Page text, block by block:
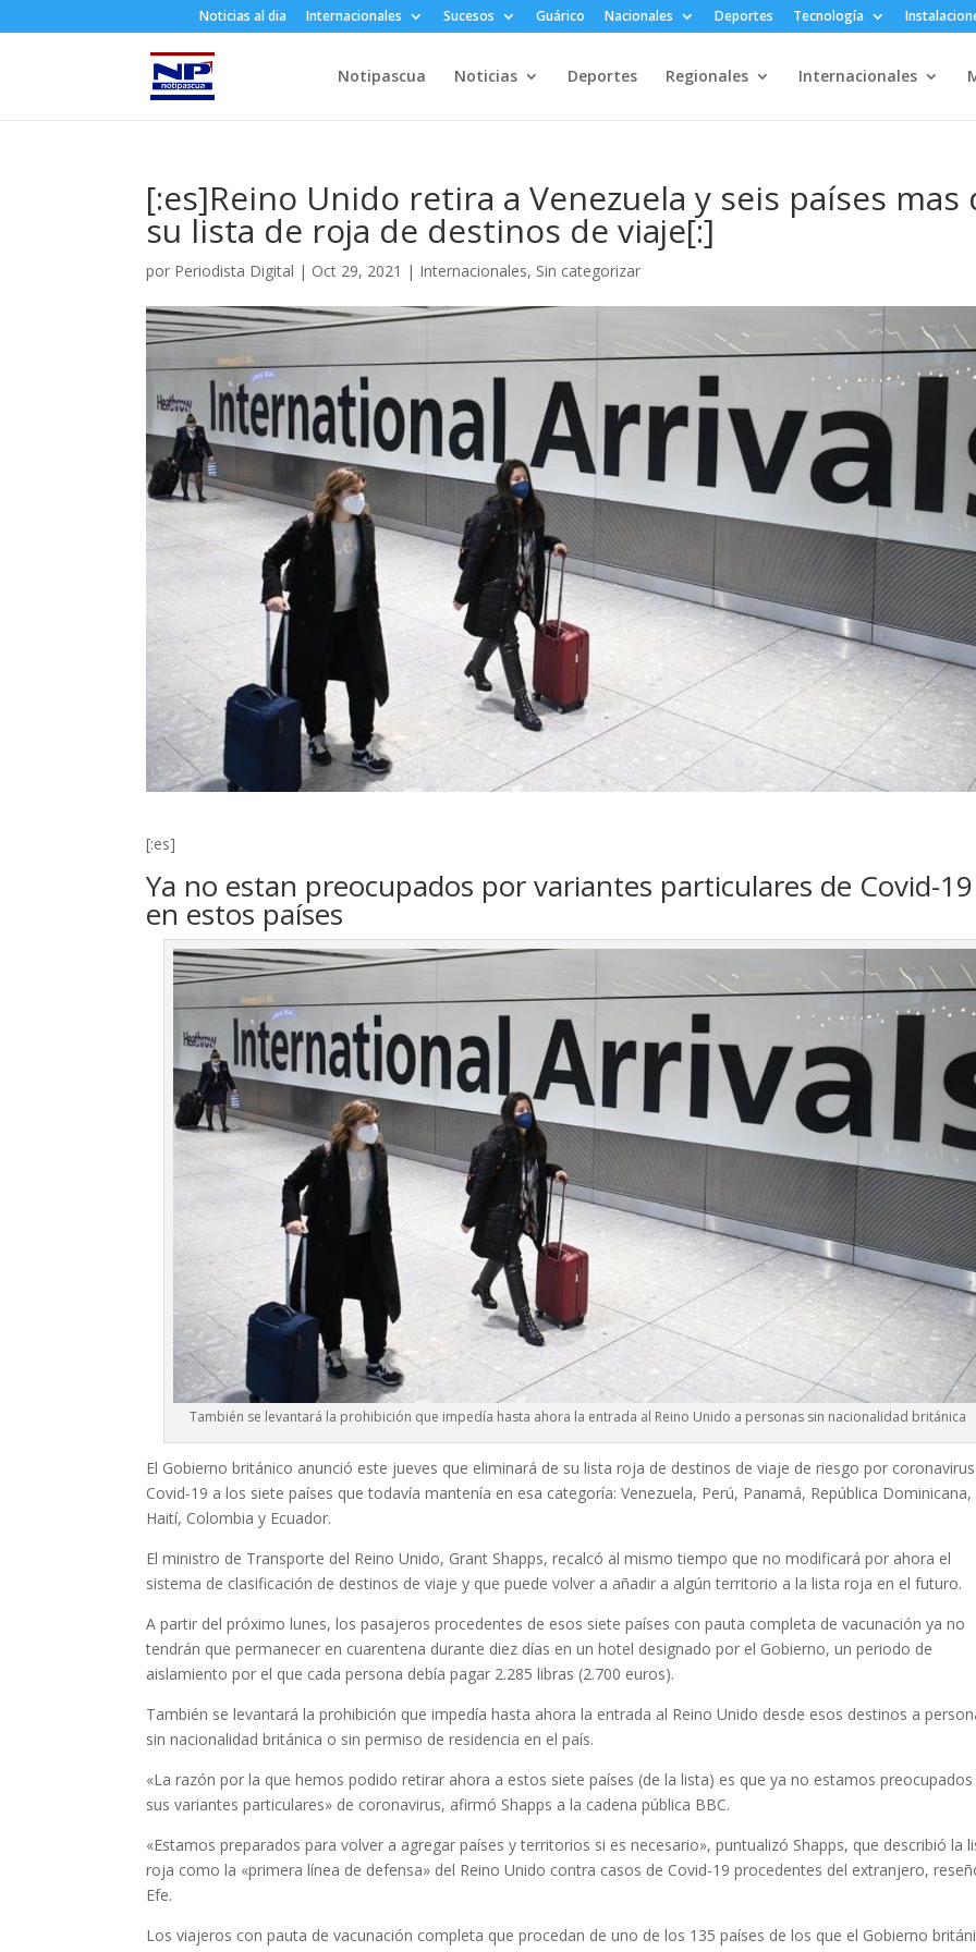
Noticias al dia Internacionales Sucesos Guárico Nacionales Deportes Tecnología
Notipascua Noticias Deportes Regionales Internacionales
[:es]Reino Unido retira a Venezuela y seis países mas
su lista de roja de destinos de viaje[:]
por Periodista Digital | Oct 29, 2021 | Internacionales, Sin categorizar
[:es]
Ya no estan preocupados por variantes particulares de Covid-19
en estos países
También se levantará la prohibición que impedía hasta ahora la entrada al Reino Unido a personas sin nacionalidad británica
El Gobierno británico anunció este jueves que eliminará de su lista roja de destinos de viaje de riesgo por coronavirus
Covid-19 a los siete países que todavía mantenía en esa categoría: Venezuela, Perú, Panamá, República Dominicana,
Haití, Colombia y Ecuador.
El ministro de Transporte del Reino Unido, Grant Shapps, recalcó al mismo tiempo que no modificará por ahora el
sistema de clasificación de destinos de viaje y que puede volver a añadir a algún territorio a la lista roja en el futuro.
A partir del próximo lunes, los pasajeros procedentes de esos siete países con pauta completa de vacunación ya no
tendrán que permanecer en cuarentena durante diez días en un hotel designado por el Gobierno, un periodo de
aislamiento por el que cada persona debía pagar 2.285 libras (2.700 euros).
También se levantará la prohibición que impedía hasta ahora la entrada al Reino Unido desde esos destinos a
sin nacionalidad británica o sin permiso de residencia en el país.
«La razón por la que hemos podido retirar ahora a estos siete países (de la lista) es que ya no estamos
sus variantes particulares» de coronavirus, afirmó Shapps a la cadena pública BBC.
«Estamos preparados para volver a agregar países y territorios si es necesario», puntualizó Shapps, que describió la
roja como la «primera línea de defensa» del Reino Unido contra casos de Covid-19 procedentes del extranjero,
Efe.
Los viajeros con pauta de vacunación completa que procedan de uno de los 135 países de los que el Gobierno